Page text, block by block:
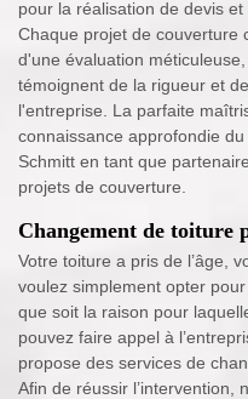
pour la réalisation de devis
Chaque projet de couverture
d'une évaluation
témoignent de la rigueur et
l'entreprise. La parfaite
connaissance approfondie
Schmitt en tant que
projets de couverture.
Changement de toiture
Votre toiture a pris de l’âge,
voulez simplement opter
que soit la raison pour
pouvez faire appel à
propose des services de
Afin de réussir l’intervention,